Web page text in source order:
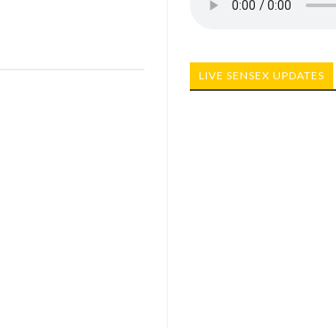
LIVE SENSEX UPDATES